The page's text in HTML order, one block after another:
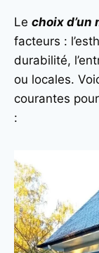
Le choix d’un
facteurs :
durabilité,
ou locales.
courantes
: